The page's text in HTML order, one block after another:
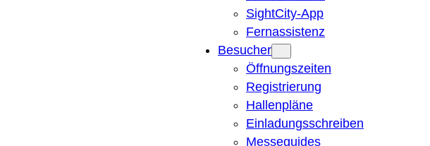
SightCity-App
Fernassistenz
Besucher
Öffnungszeiten
Registrierung
Hallenpläne
Einladungsschreiben
Messeguides